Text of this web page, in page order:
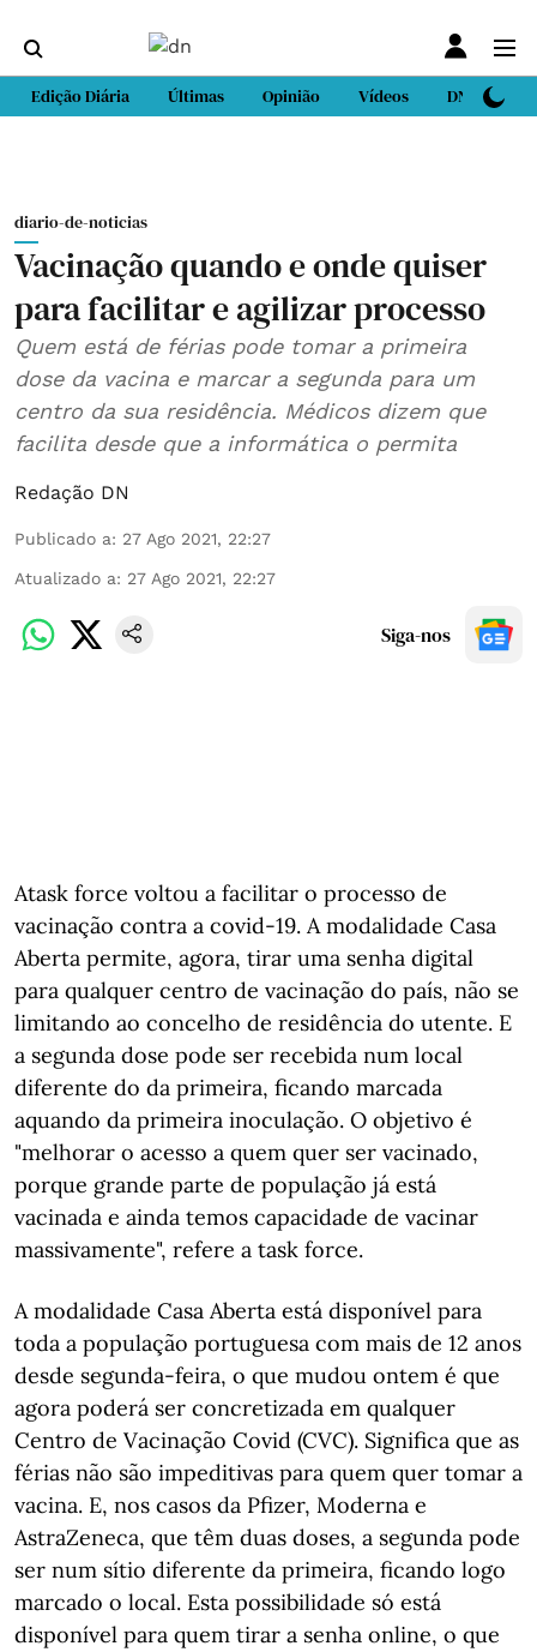
Edição Diária Últimas Opinião Vídeos DN Sport
diario-de-noticias
Vacinação quando e onde quiser
para facilitar e agilizar processo
Quem está de férias pode tomar a primeira
dose da vacina e marcar a segunda para um
centro da sua residência. Médicos dizem que
facilita desde que a informática o permita
Redação DN
Publicado a: 27 Ago 2021, 22:27
Atualizado a: 27 Ago 2021, 22:27
Siga-nos
Atask force voltou a facilitar o processo de
vacinação contra a covid-19. A modalidade Casa
Aberta permite, agora, tirar uma senha digital
para qualquer centro de vacinação do país, não se
limitando ao concelho de residência do utente. E
a segunda dose pode ser recebida num local
diferente do da primeira, ficando marcada
aquando da primeira inoculação. O objetivo é
"melhorar o acesso a quem quer ser vacinado,
porque grande parte de população já está
vacinada e ainda temos capacidade de vacinar
massivamente", refere a task force.
A modalidade Casa Aberta está disponível para
toda a população portuguesa com mais de 12 anos
desde segunda-feira, o que mudou ontem é que
agora poderá ser concretizada em qualquer
Centro de Vacinação Covid (CVC). Significa que as
férias não são impeditivas para quem quer tomar a
vacina. E, nos casos da Pfizer, Moderna e
AstraZeneca, que têm duas doses, a segunda pode
ser num sítio diferente da primeira, ficando logo
marcado o local. Esta possibilidade só está
disponível para quem tirar a senha online, o que